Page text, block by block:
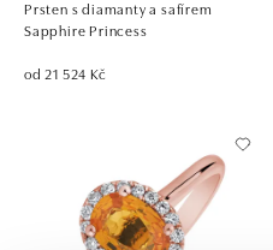
Prsten s diamanty a safírem
Sapphire Princess
od 21 524 Kč